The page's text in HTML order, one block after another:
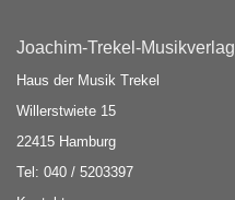
Joachim-Trekel-Musikverlag
Haus der Musik Trekel
Willerstwiete 15
22415 Hamburg
Tel: 040 / 5203397